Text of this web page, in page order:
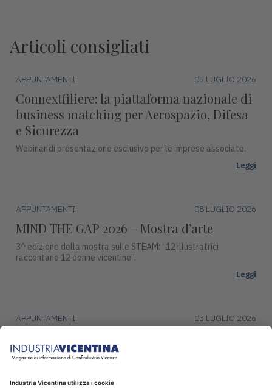
Articoli consigliati
APPUNTAMENTI 09 LUGLIO 2026
Connextfiliere: la piattaforma nazionale di
business matching per Aerospazio, Difesa
e Sicurezza
Webinar di presentazione esclusivo per le imprese associate.
Leggi
APPUNTAMENTI 08 LUGLIO 2026
MIND THE GAP 2026 – Mostra d’arte
3^ edizione della mostra sulle STEAM: “12 illustratrici
raccontano 12 donne vicentine”.
Leggi
APPUNTAMENTI 03 LUGLIO 2026
Mercoledì 15 luglio, alle ore 17:30, Piazza Duomo ad Asiago
Premio Campiello.